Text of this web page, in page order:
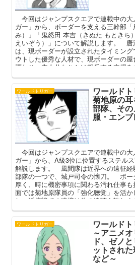
今回はジャンプスクエアで連載中の大
ガー」から、ボーダーを支える三幹部
み）」「鬼怒田 本吉（きぬた もときち
えいぞう）」について解説します。 唐
は、現ボーダーが設立されたタイミン
ウトした優秀な人材で、現ボーダーの
漂わせ、主人公たちとは相反する立場
ワールドトリガー ワールド
菊地原の
部隊、そ
服・エン
今回はジャンプスクエアで連載中の大
ガー」から、A級3位に位置するステル
解説します。 風間隊は近界への遠征経
部隊の一つで、城戸司令の懐刀。 ボー
厚く、時に機密事項に関わる汚れ仕事
面では菊地原隊員の「強化聴覚」を活
し、近接戦での連携は他の追随を許し
ワールドトリガー ワールドト
～アニメ
ド、ゼノ
ットされ
など～